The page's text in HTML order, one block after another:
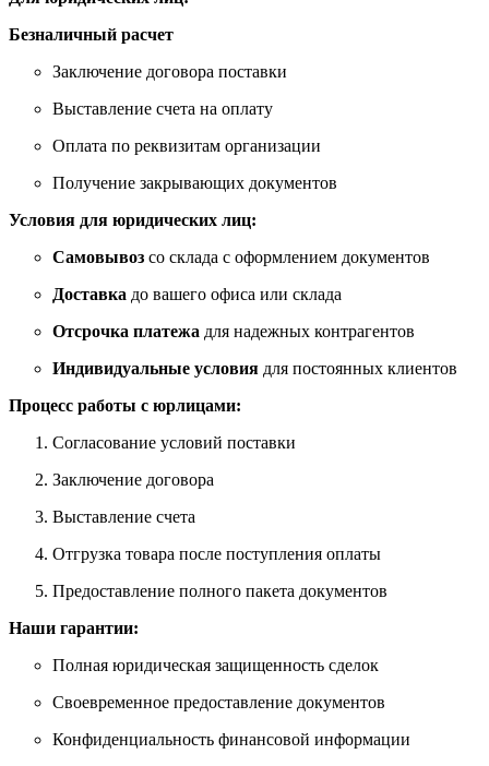
Безналичный расчет
Заключение договора поставки
Выставление счета на оплату
Оплата по реквизитам организации
Получение закрывающих документов
Условия для юридических лиц:
Самовывоз со склада с оформлением документов
Доставка до вашего офиса или склада
Отсрочка платежа для надежных контрагентов
Индивидуальные условия для постоянных клиентов
Процесс работы с юрлицами:
Согласование условий поставки
Заключение договора
Выставление счета
Отгрузка товара после поступления оплаты
Предоставление полного пакета документов
Наши гарантии:
Полная юридическая защищенность сделок
Своевременное предоставление документов
Конфиденциальность финансовой информации